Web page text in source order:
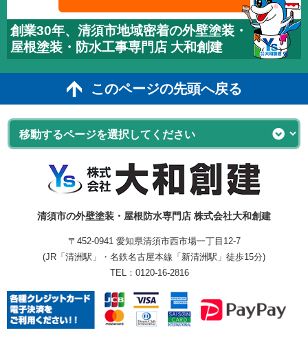
創業30年、清須市地域密着の外壁塗装・
屋根塗装・防水工事専門店 大和創建
このページの先頭へ戻る
清須市の外壁塗装・屋根防水専門店 株式会社大和創建
〒452-0941 愛知県清須市西市場一丁目12-7
(JR「清洲駅」・名鉄名古屋本線「新清洲駅」徒歩15分)
TEL： 0120-16-2816